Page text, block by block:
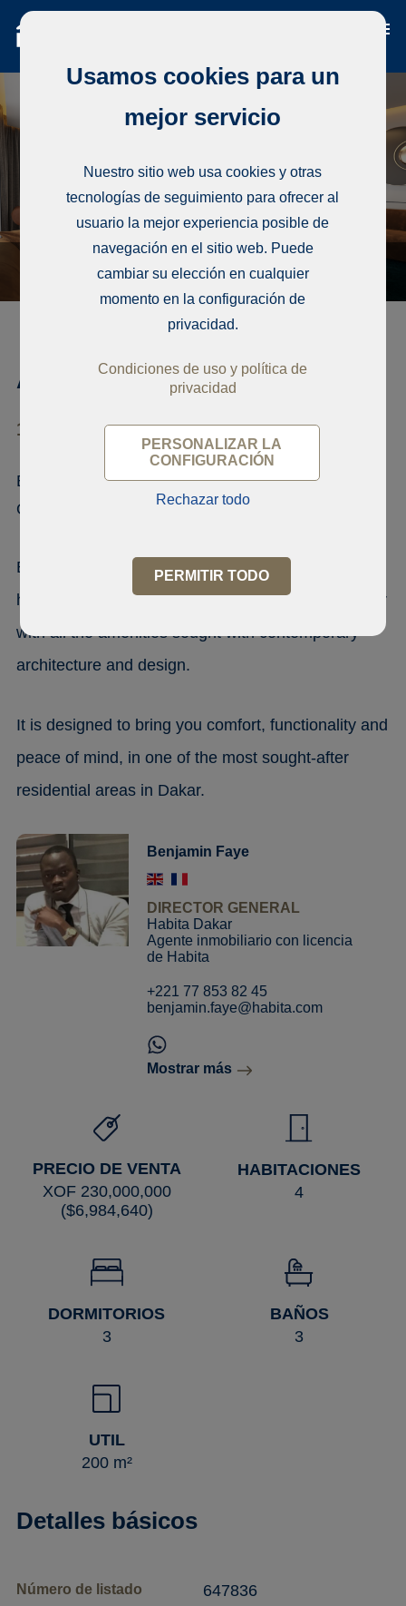
Apartamento, Point E, Dakar
10 700 Point E
Beautiful apartment in the Residence
Olympic
Beautiful Apartment in the OLYMPIC Residence of
high standing and luxury, located at Point E - Dakar
with all the amenities sought with contemporary
architecture and design.
It is designed to bring you comfort, functionality and
peace of mind, in one of the most sought-after
residential areas in Dakar.
Benjamin Faye
DIRECTOR GENERAL
Habita Dakar
Agente inmobiliario con licencia
de Habita
+221 77 853 82 45
benjamin.faye@habita.com
Mostrar más
PRECIO DE VENTA
XOF 230,000,000
($6,984,640)
HABITACIONES
4
DORMITORIOS
3
BAÑOS
3
UTIL
200 m²
Detalles básicos
Número de listado 647836
Usamos cookies para un
mejor servicio
Nuestro sitio web usa cookies y otras
tecnologías de seguimiento para ofrecer al
usuario la mejor experiencia posible de
navegación en el sitio web. Puede
cambiar su elección en cualquier
momento en la configuración de
privacidad.
Condiciones de uso y política de
privacidad
PERSONALIZAR LA
CONFIGURACIÓN
Rechazar todo
PERMITIR TODO